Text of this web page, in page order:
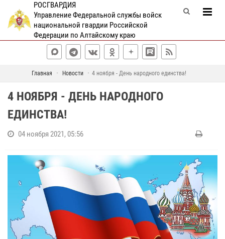
РОСГВАРДИЯ
Управление Федеральной службы войск
национальной гвардии Российской
Федерации по Алтайскому краю
Главная Новости 4 ноября - День народного единства!
4 НОЯБРЯ - ДЕНЬ НАРОДНОГО
ЕДИНСТВА!
04 ноября 2021, 05:56